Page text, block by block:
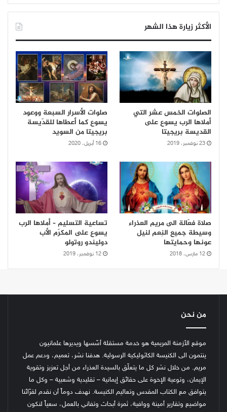
الأكثر زيارة هذا الشهر
الصلوات الخمس عشر التي
أملاها الرب يسوع على
القديسة بريجيتا
23 نوفمبر، 2019
صلوات الأسرار السبعة ووعود
يسوع كما أعطاها للقدّيسة
بريجيتا من السويد
16 أبريل، 2020
صلاة فعّالة الى مريم العذراء
وسيطة جميع النِعم لنيل
عونها وحمايتها
12 مارس، 2018
تساعية التسليم – أملاها الرب
يسوع على المكرّم الأب
دوليندو روتولو
12 نوفمبر، 2019
من نحن
موقع الأزمنة المريمية هو خدمة مستقلة أسّسها ويديرها علمانيون
ينتمون الى الكنيسة الكاثوليكية الرسولية. هدفنا نشر، تعميم، ودعم عمل
مريم. من خلال نشر كل ما يتعلّق بالسيدة العذراء من أجل تعزيز وتقوية
الإيمان، وتوعية الإخوة على حقائق إيمانية – تقليدية وشعبية – وكل ما
يتوافق مع الكتاب المقدس وتعاليم الكنيسة. نهدف دوماً أن نقدم لقرّائنا
مواضيع وتقارير أمينة ووافية، ثمرة أبحاث وتفاني بالعمل، سعياً لنكون